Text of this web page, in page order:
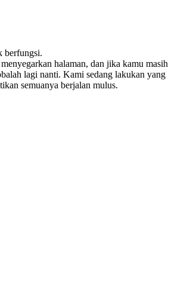
berfungsi.
halaman, dan jika kamu masih
lagi nanti. Kami sedang lakukan yang
semuanya berjalan mulus.